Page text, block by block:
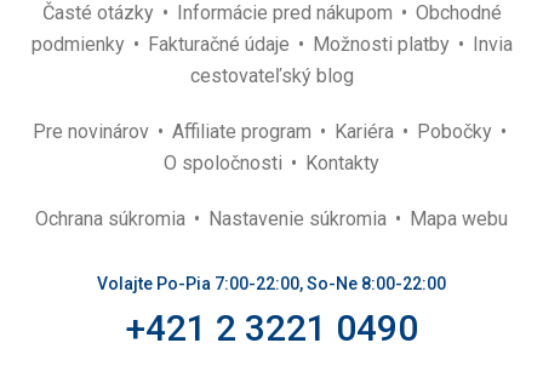
Časté otázky Informácie pred nákupom
Obchodné
podmienky
Fakturačné údaje Možnosti platby
Invia
cestovateľský blog
Pre novinárov Affiliate program Kariéra
Pobočky
O spoločnosti
Kontakty
Ochrana súkromia Nastavenie súkromia Mapa webu
Volajte Po-Pia 7:00-22:00, So-Ne 8:00-22:00
+421 2 3221 0490